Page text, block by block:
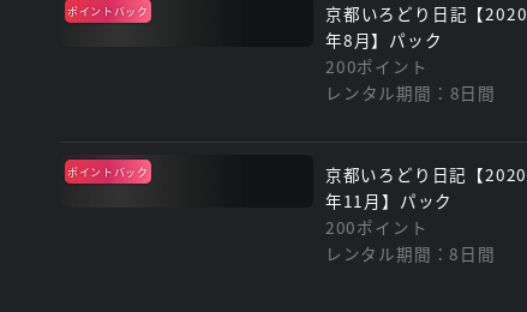
ポイントバック
京都いろどり日記【2020
年8月】パック
200ポイント
レンタル期間：8日間
ポイントバック
京都いろどり日記【2020
年11月】パック
200ポイント
レンタル期間：8日間